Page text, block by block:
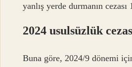
yanlış yerde durmanın
2024 usulsüzlük
Buna göre, 2024/9 dönemi